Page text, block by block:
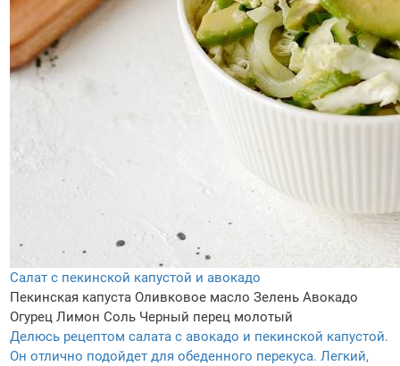
Салат с пекинской капустой и авокадо
Пекинская капуста Оливковое масло Зелень Авокадо
Огурец Лимон Соль Черный перец молотый
Делюсь рецептом салата с авокадо и пекинской капустой.
Он отлично подойдет для обеденного перекуса. Легкий,